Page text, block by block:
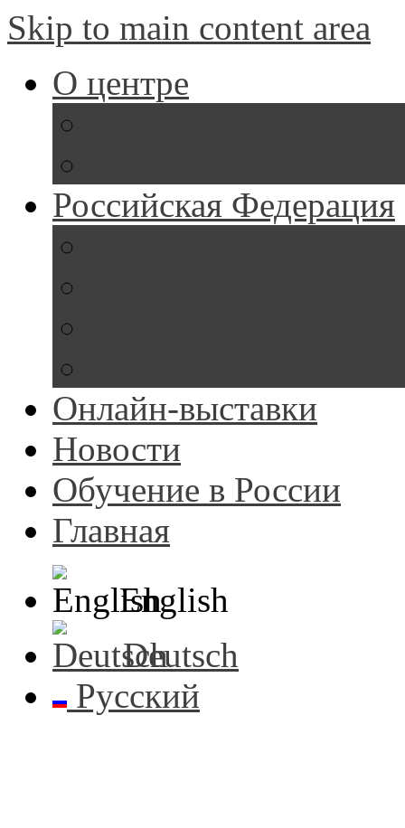
Skip to main content area
О центре
Российская Федерация
Онлайн-выставки
Новости
Обучение в России
Главная
English
Deutsch
Русский